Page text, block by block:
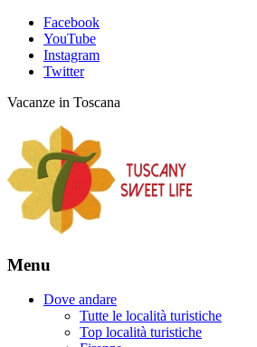
Facebook
YouTube
Instagram
Twitter
Vacanze in Toscana
Menu
Dove andare
Tutte le località turistiche
Top località turistiche